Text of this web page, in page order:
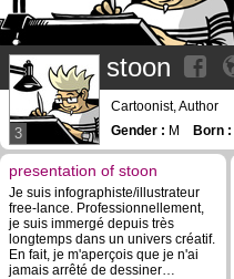
3
stoon
Cartoonist, Author
Gender : M Born :
presentation of stoon
Je suis infographiste/illustrateur
free-lance. Professionnellement,
je suis immergé depuis très
longtemps dans un univers créatif.
En fait, je m'aperçois que je n'ai
jamais arrêté de dessiner…